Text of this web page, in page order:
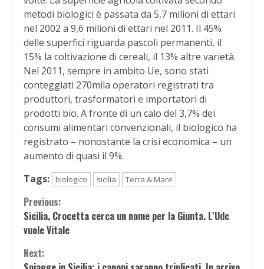
metodi biologici è passata da 5,7 milioni di ettari
nel 2002 a 9,6 milioni di ettari nel 2011. Il 45%
delle superfici riguarda pascoli permanenti, il
15% la coltivazione di cereali, il 13% altre varietà.
Nel 2011, sempre in ambito Ue, sono stati
conteggiati 270mila operatori registrati tra
produttori, trasformatori e importatori di
prodotti bio. A fronte di un calo del 3,7% dei
consumi alimentari convenzionali, il biologico ha
registrato – nonostante la crisi economica – un
aumento di quasi il 9%.
Tags:
biologico sicilia Terra & Mare
Continue
Reading
Previous:
Sicilia, Crocetta cerca un nome per la Giunta. L'Udc
vuole Vitale
Next: